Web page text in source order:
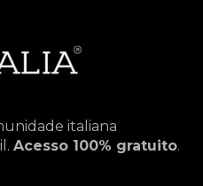
italiana
Acesso 100% gratuito.